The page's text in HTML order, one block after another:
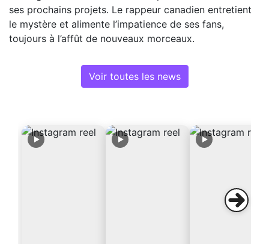
ses prochains projets. Le rappeur canadien entretient
le mystère et alimente l’impatience de ses fans,
toujours à l’affût de nouveaux morceaux.
Voir toutes les news